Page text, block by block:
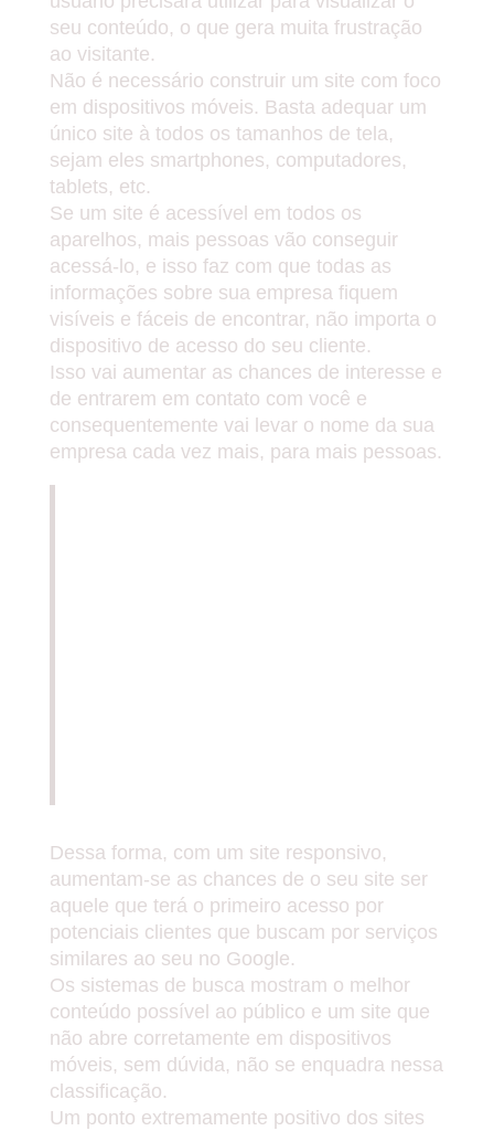
seu conteúdo, o que gera muita frustração
ao visitante.
Não é necessário construir um site com foco
em dispositivos móveis. Basta adequar um
único site à todos os tamanhos de tela,
sejam eles smartphones, computadores,
tablets, etc.
Se um site é acessível em todos os
aparelhos, mais pessoas vão conseguir
acessá-lo, e isso faz com que todas as
informações sobre sua empresa fiquem
visíveis e fáceis de encontrar, não importa o
dispositivo de acesso do seu cliente.
Isso vai aumentar as chances de interesse e
de entrarem em contato com você e
consequentemente vai levar o nome da sua
empresa cada vez mais, para mais pessoas.
Dessa forma, com um site responsivo,
aumentam-se as chances de o seu site ser
aquele que terá o primeiro acesso por
potenciais clientes que buscam por serviços
similares ao seu no Google.
Os sistemas de busca mostram o melhor
conteúdo possível ao público e um site que
não abre corretamente em dispositivos
móveis, sem dúvida, não se enquadra nessa
classificação.
Um ponto extremamente positivo dos sites